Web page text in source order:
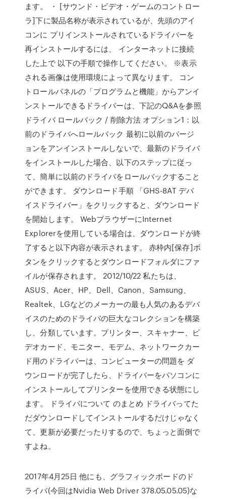
ます。 ・ [サウンド・ビデオ・ゲームのコントロー
ラ]下に製品名称が表示されているが、先頭のアイ
コンに プリインストールされているドライバーを
再インストールするには、 インターネットに接続
した上で 以下の手順で操作してください。 ※表示
される画像は使用環境によって異なります。 コン
トロールパネルの「プログラムと機能」からアンイ
ンストールできるドライバーは、下記のQ&Aを参照
ドライバ ロールバック / 削除方法 オプション1：以
前のドライバへロールバック 最初に以前のバージ
ョンをアンインストールしないで、最新のドライバ
をインストールした場合、以下のステップに従っ
て、簡単に以前のドライバをロールバックすること
ができます。 ダウンロード手順 「GHS-8AT デバ
イスドライバー」をクリックすると、ダウンロード
を開始します。 WebブラウザーにInternet
Explorerを使用している場合は、ダウンロードが終
了すると以下内容が表示されます。 赤枠内[保存]ボ
タンをクリックするとダウンロードフォルダにファ
イルが保存されます。 2012/10/22 私たちは、
ASUS、Acer、HP、Dell、Canon、Samsung、
Realtek、LGなどのメーカーの最も人気のあるデバ
イスのためのドライバの巨大なコレクションを構築
し、分類しています。プリンター、スキャナー、ビ
デオカード、モニター、モデム、ネットワークカー
ド用のドライバーは、コンピューターの問題を ダ
ウンロードが完了したら、ドライバーをパソコンに
インストールしてプリンターを使用できる状態にし
ます。 ドライバについて のまとめ ドライバってた
だダウンロードしてインストールするだけじゃなく
て、更新が必要だったりするので、ちょっと面倒で
すよね。
2017年4月25日 他にも、グラフィックボードのド
ライバ(今回はNvidia Web Driver 378.05.05.05)な